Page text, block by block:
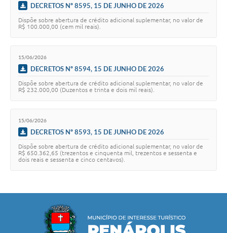
DECRETOS Nº 8595, 15 DE JUNHO DE 2026
Dispõe sobre abertura de crédito adicional suplementar, no valor de
R$ 100.000,00 (cem mil reais).
15/06/2026
DECRETOS Nº 8594, 15 DE JUNHO DE 2026
Dispõe sobre abertura de crédito adicional suplementar, no valor de
R$ 232.000,00 (Duzentos e trinta e dois mil reais).
15/06/2026
DECRETOS Nº 8593, 15 DE JUNHO DE 2026
Dispõe sobre abertura de crédito adicional suplementar, no valor de
R$ 650.362,65 (trezentos e cinquenta mil, trezentos e sessenta e
dois reais e sessenta e cinco centavos).